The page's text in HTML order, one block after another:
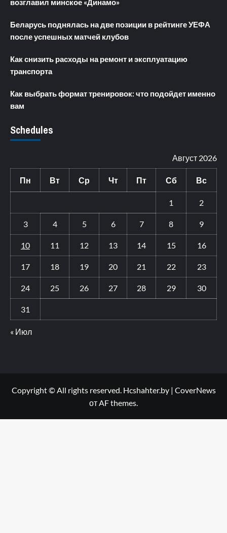
возглавил минское «Динамо»
Беларусь поднялась на две позиции в рейтинге УЕФА
после успешных матчей клубов
Как снизить расходы на ремонт и эксплуатацию
транспорта
Как выбрать формат тренировок: что подойдет именно
вам
Schedules
Август 2026
Пн Вт Ср Чт Пт Сб Вс
1 2
3 4 5 6 7 8 9
10 11 12 13 14 15 16
17 18 19 20 21 22 23
24 25 26 27 28 29 30
31
« Июл
Copyright © All rights reserved. Hcshahter.by | CoverNews
от AF themes.